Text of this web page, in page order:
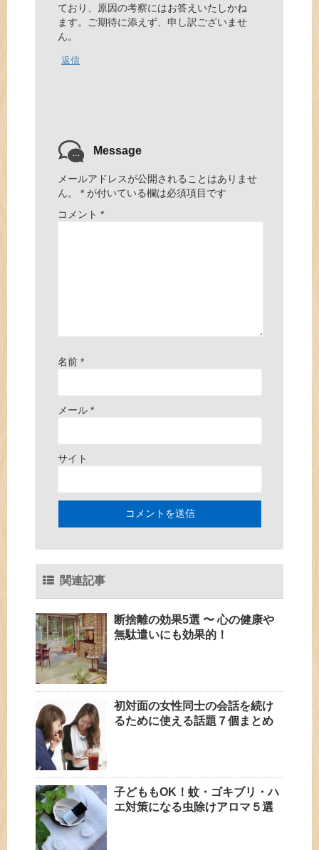
ており、原因の考察にはお答えいたしかね
ます。ご期待に添えず、申し訳ございませ
ん。
返信
Message
メールアドレスが公開されることはありませ
ん。
* が付いている欄は必須項目です
コメント *
名前 *
メール *
サイト
関連記事
断捨離の効果5選 〜 心の健康や
無駄遣いにも効果的！
初対面の女性同士の会話を続け
るために使える話題７個まとめ
子どももOK！蚊・ゴキブリ・ハ
エ対策になる虫除けアロマ５選